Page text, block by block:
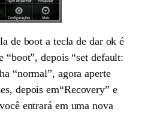
de boot a tecla de dar ok é
“boot”, depois “set default:
“normal”, agora aperte
depois em“Recovery” e
entrará em uma nova